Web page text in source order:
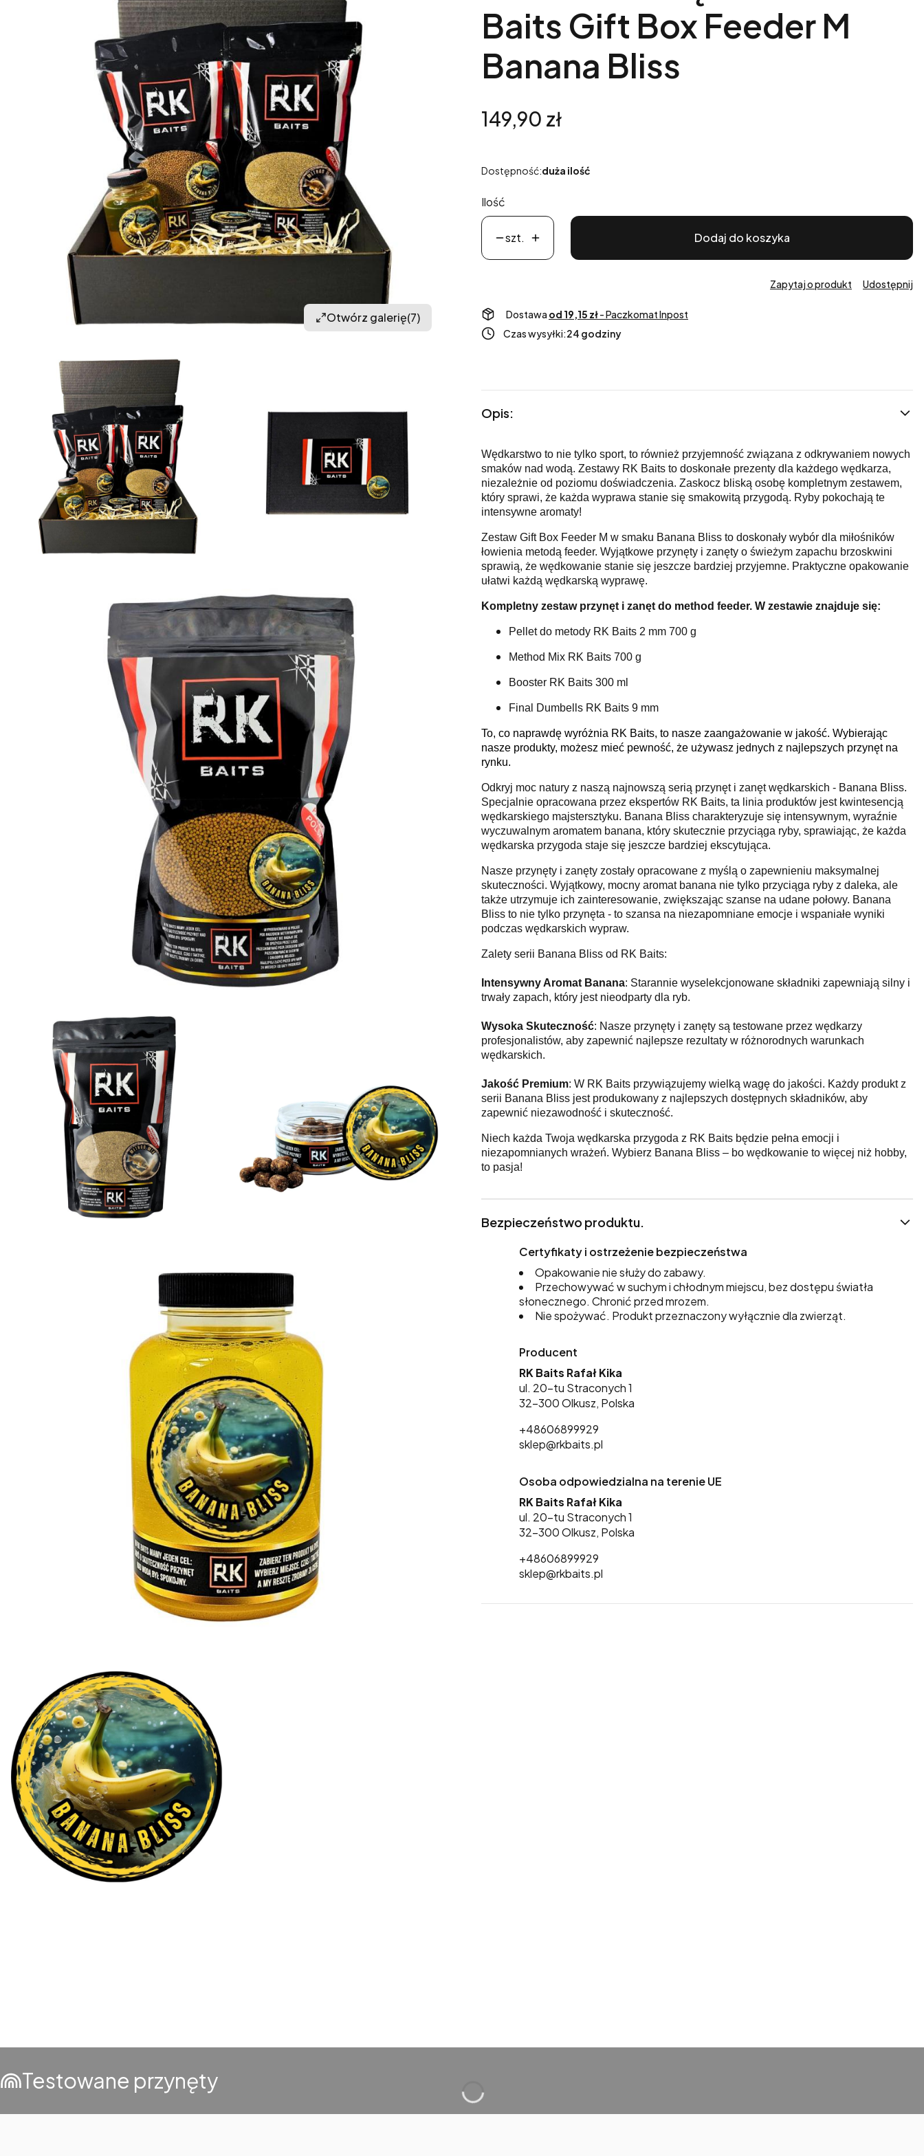
Otwórz galerię(7)
Baits Gift Box Feeder M
Banana Bliss
Cena
149,90 zł
Dostępność:duża ilość
Ilość
szt. Dodaj do koszyka
Zapytaj o produkt Udostępnij
Dostawa od 19,15 zł- Paczkomat Inpost
Czas wysyłki:24 godziny
Opis:
Wędkarstwo to nie tylko sport, to również przyjemność związana z odkrywaniem nowych
smaków nad wodą. Zestawy RK Baits to doskonałe prezenty dla każdego wędkarza,
niezależnie od poziomu doświadczenia. Zaskocz bliską osobę kompletnym zestawem,
który sprawi, że każda wyprawa stanie się smakowitą przygodą. Ryby pokochają te
intensywne aromaty!
Zestaw Gift Box Feeder M w smaku Banana Bliss to doskonały wybór dla miłośników
łowienia metodą feeder. Wyjątkowe przynęty i zanęty o świeżym zapachu brzoskwini
sprawią, że wędkowanie stanie się jeszcze bardziej przyjemne. Praktyczne opakowanie
ułatwi każdą wędkarską wyprawę.
Kompletny zestaw przynęt i zanęt do method feeder. W zestawie znajduje się:
Pellet do metody RK Baits 2 mm 700 g
Method Mix RK Baits 700 g
Booster RK Baits 300 ml
Final Dumbells RK Baits 9 mm
To, co naprawdę wyróżnia RK Baits, to nasze zaangażowanie w jakość. Wybierając
nasze produkty, możesz mieć pewność, że używasz jednych z najlepszych przynęt na
rynku.
Odkryj moc natury z naszą najnowszą serią przynęt i zanęt wędkarskich - Banana Bliss.
Specjalnie opracowana przez ekspertów RK Baits, ta linia produktów jest kwintesencją
wędkarskiego majstersztyku. Banana Bliss charakteryzuje się intensywnym, wyraźnie
wyczuwalnym aromatem banana, który skutecznie przyciąga ryby, sprawiając, że każda
wędkarska przygoda staje się jeszcze bardziej ekscytująca.
Nasze przynęty i zanęty zostały opracowane z myślą o zapewnieniu maksymalnej
skuteczności. Wyjątkowy, mocny aromat banana nie tylko przyciąga ryby z daleka, ale
także utrzymuje ich zainteresowanie, zwiększając szanse na udane połowy. Banana
Bliss to nie tylko przynęta - to szansa na niezapomniane emocje i wspaniałe wyniki
podczas wędkarskich wypraw.
Zalety serii Banana Bliss od RK Baits:
Intensywny Aromat Banana: Starannie wyselekcjonowane składniki zapewniają silny i
trwały zapach, który jest nieodparty dla ryb.
Wysoka Skuteczność: Nasze przynęty i zanęty są testowane przez wędkarzy
profesjonalistów, aby zapewnić najlepsze rezultaty w różnorodnych warunkach
wędkarskich.
Jakość Premium: W RK Baits przywiązujemy wielką wagę do jakości. Każdy produkt z
serii Banana Bliss jest produkowany z najlepszych dostępnych składników, aby
zapewnić niezawodność i skuteczność.
Niech każda Twoja wędkarska przygoda z RK Baits będzie pełna emocji i
niezapomnianych wrażeń. Wybierz Banana Bliss – bo wędkowanie to więcej niż hobby,
to pasja!
Bezpieczeństwo produktu.
Certyfikaty i ostrzeżenie bezpieczeństwa
Opakowanie nie służy do zabawy.
Przechowywać w suchym i chłodnym miejscu, bez dostępu światła
słonecznego. Chronić przed mrozem.
Nie spożywać. Produkt przeznaczony wyłącznie dla zwierząt.
Producent
RK Baits Rafał Kika
ul. 20-tu Straconych 1
32-300 Olkusz, Polska
+48606899929
sklep@rkbaits.pl
Osoba odpowiedzialna na terenie UE
RK Baits Rafał Kika
ul. 20-tu Straconych 1
32-300 Olkusz, Polska
+48606899929
sklep@rkbaits.pl
Testowane przynęty